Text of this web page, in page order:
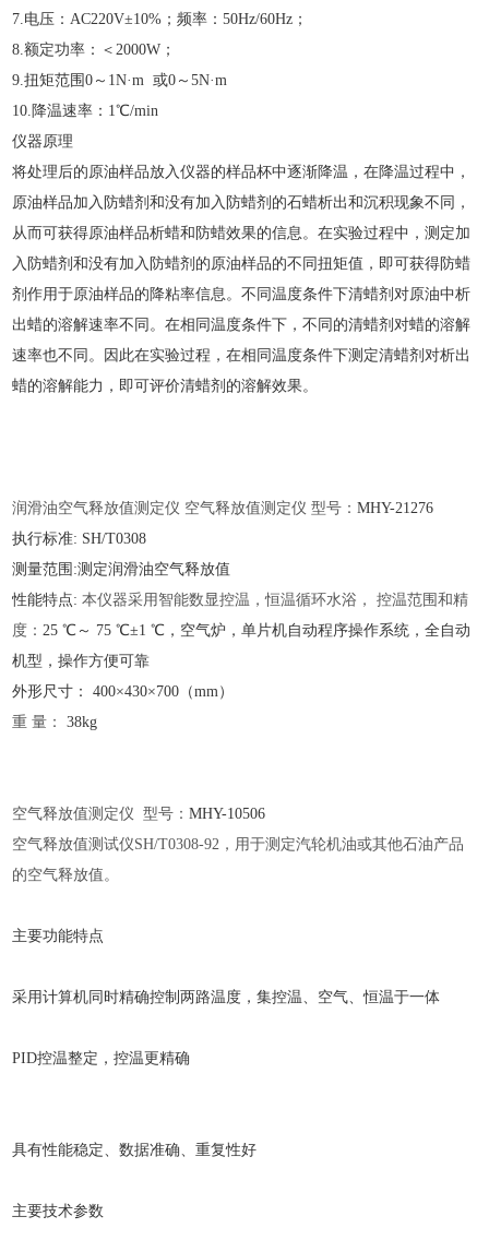
7.电压：AC220V±10%；频率：50Hz/60Hz；
8.额定功率：＜2000W；
9.扭矩范围0～1N·m 或0～5N·m
10.降温速率：1℃/min
仪器原理
将处理后的原油样品放入仪器的样品杯中逐渐降温，在降温过程中，
原油样品加入防蜡剂和没有加入防蜡剂的石蜡析出和沉积现象不同，
从而可获得原油样品析蜡和防蜡效果的信息。在实验过程中，测定加
入防蜡剂和没有加入防蜡剂的原油样品的不同扭矩值，即可获得防蜡
剂作用于原油样品的降粘率信息。不同温度条件下清蜡剂对原油中析
出蜡的溶解速率不同。在相同温度条件下，不同的清蜡剂对蜡的溶解
速率也不同。因此在实验过程，在相同温度条件下测定清蜡剂对析出
蜡的溶解能力，即可评价清蜡剂的溶解效果。
润滑油空气释放值测定仪 空气释放值测定仪 型号：MHY-21276
执行标准: SH/T0308
测量范围 :测定润滑油空气释放值
性能特点:本仪器采用智能数显控温，恒温循环水浴，
控温范围和精
度：25 ℃ ～ 75 ℃±1 ℃ ，空气炉，单片机自动程序操作系统，全自动
机型，操作方便可靠
外形尺寸：
400×430×700 （mm）
重 量： 38kg
空气释放值测定仪 型号：MHY-10506
空气释放值测试仪SH/T0308-92，用于测定汽轮机油或其他石油产品
的空气释放值。
主要功能特点
采用计算机同时精确控制两路温度，集控温、空气、恒温于一体
PID控温整定，控温更精确
具有性能稳定、数据准确、重复性好
主要技术参数